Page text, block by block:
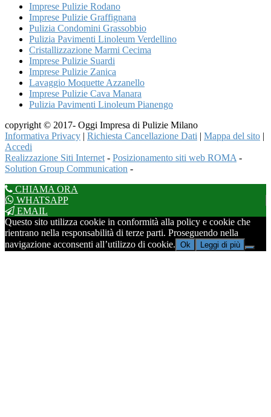
Imprese Pulizie Rodano
Imprese Pulizie Graffignana
Pulizia Condomini Grassobbio
Pulizia Pavimenti Linoleum Verdellino
Cristallizzazione Marmi Cecima
Imprese Pulizie Suardi
Imprese Pulizie Zanica
Lavaggio Moquette Azzanello
Imprese Pulizie Cava Manara
Pulizia Pavimenti Linoleum Pianengo
copyright © 2017- Oggi Impresa di Pulizie Milano
Informativa Privacy | Richiesta Cancellazione Dati | Mappa del sito |
Accedi
Realizzazione Siti Internet - Posizionamento siti web ROMA -
Solution Group Communication -
CHIAMA ORA
WHATSAPP
EMAIL
Questo sito utilizza cookie in conformità alla policy e cookie che
rientrano nella responsabilità di terze parti. Proseguendo nella
navigazione acconsenti all’utilizzo di cookie. Ok Leggi di più